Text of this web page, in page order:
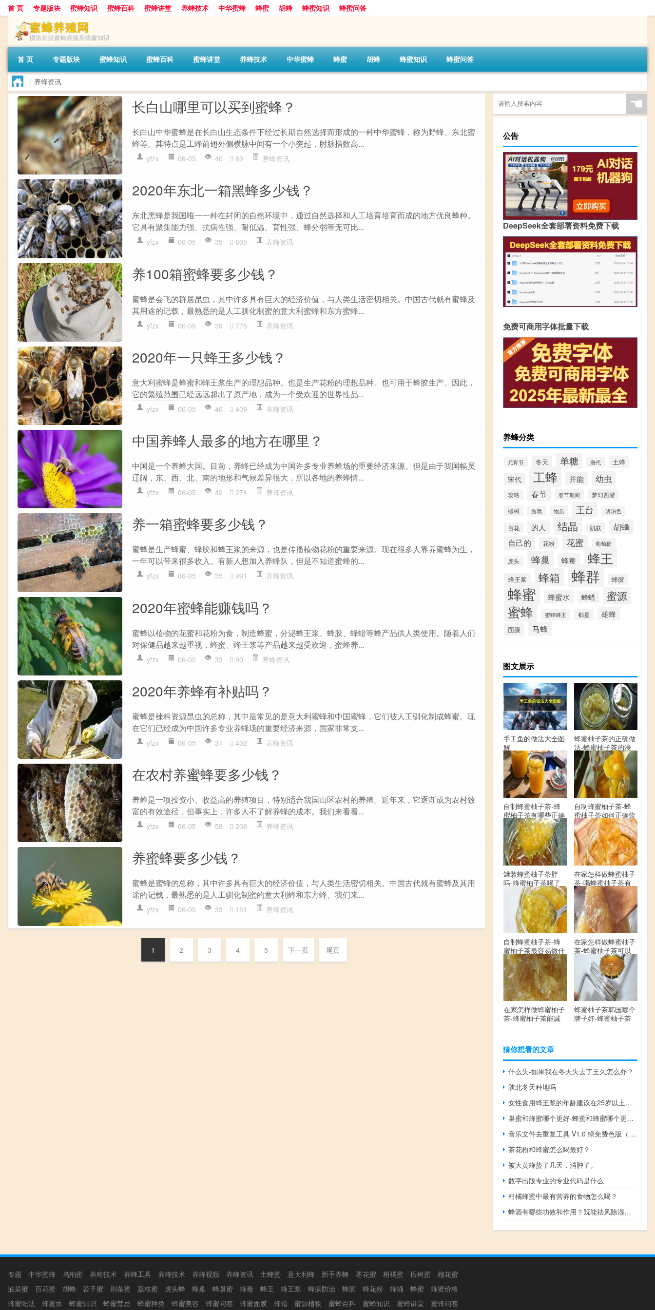
首 页 专题版块 蜜蜂知识 蜜蜂百科 蜜蜂讲堂 养蜂技术 中华蜜蜂 蜂蜜 胡蜂 蜂蜜知识 蜂蜜问答
首 页 专题版块 蜜蜂知识 蜜蜂百科 蜜蜂讲堂 养蜂技术 中华蜜蜂 蜂蜜 胡蜂 蜂蜜知识 蜂蜜问答
> 养蜂资讯
长白山哪里可以买到蜜蜂？
长白山中华蜜蜂是在长白山生态条件下经过长期自然选择而形成的一种中华蜜蜂，称为野蜂、东北蜜
蜂等。其特点是工蜂前翅外侧横脉中间有一个小突起，肘脉指数高...
yfzx 06-05 40 69 养蜂资讯
2020年东北一箱黑蜂多少钱？
东北黑蜂是我国唯一一种在封闭的自然环境中，通过自然选择和人工培育培育而成的地方优良蜂种。
它具有聚集能力强、抗病性强、耐低温、育性强、蜂分弱等无可比...
yfzx 06-05 35 605 养蜂资讯
养100箱蜜蜂要多少钱？
蜜蜂是会飞的群居昆虫，其中许多具有巨大的经济价值，与人类生活密切相关。中国古代就有蜜蜂及
其用途的记载，最熟悉的是人工驯化制蜜的意大利蜜蜂和东方蜜蜂...
yfzx 06-05 39 775 养蜂资讯
2020年一只蜂王多少钱？
意大利蜜蜂是蜂蜜和蜂王浆生产的理想品种。也是生产花粉的理想品种。也可用于蜂胶生产。因此，
它的繁殖范围已经远远超出了原产地，成为一个受欢迎的世界性品...
yfzx 06-05 46 409 养蜂资讯
中国养蜂人最多的地方在哪里？
中国是一个养蜂大国。目前，养蜂已经成为中国许多专业养蜂场的重要经济来源。但是由于我国幅员
辽阔，东、西、北、南的地形和气候差异很大，所以各地的养蜂情...
yfzx 06-05 42 274 养蜂资讯
养一箱蜜蜂要多少钱？
蜜蜂是生产蜂蜜、蜂胶和蜂王浆的来源，也是传播植物花粉的重要来源。现在很多人靠养蜜蜂为生，
一年可以带来很多收入。有新人想加入养蜂队，但是不知道蜜蜂的...
yfzx 06-05 35 991 养蜂资讯
2020年蜜蜂能赚钱吗？
蜜蜂以植物的花蜜和花粉为食，制造蜂蜜，分泌蜂王浆、蜂胶、蜂蜡等蜂产品供人类使用。随着人们
对保健品越来越重视，蜂蜜、蜂王浆等产品越来越受欢迎，蜜蜂养...
yfzx 06-05 33 90 养蜂资讯
2020年养蜂有补贴吗？
蜜蜂是楝科资源昆虫的总称，其中最常见的是意大利蜜蜂和中国蜜蜂，它们被人工驯化制成蜂蜜。现
在它们已经成为中国许多专业养蜂场的重要经济来源，国家非常支...
yfzx 06-05 37 402 养蜂资讯
在农村养蜜蜂要多少钱？
养蜂是一项投资小、收益高的养殖项目，特别适合我国山区农村的养殖。近年来，它逐渐成为农村致
富的有效途径，但事实上，许多人不了解养蜂的成本。我们来看看...
yfzx 06-05 58 208 养蜂资讯
养蜜蜂要多少钱？
蜜蜂是蜜蜂的总称，其中许多具有巨大的经济价值，与人类生活密切相关。中国古代就有蜜蜂及其用
途的记载，最熟悉的是人工驯化制蜜的意大利蜂和东方蜂。我们来...
yfzx 06-05 33 151 养蜂资讯
1 2 3 4 5 下一页 尾页
☚
公告
DeepSeek全套部署资料免费下载
免费可商用字体批量下载
养蜂分类
元宵节 冬天 单糖 唐代 土蜂
宋代 工蜂 并能 幼虫
攻略 春节 春节期间 梦幻西游
椴树 游戏 物质 王台 琥珀色
百花 的人 结晶 肌肤 胡蜂
自己的 花粉 花蜜 葡萄糖
虎头 蜂巢 蜂毒 蜂王
蜂王浆 蜂箱 蜂群 蜂胶
蜂蜜 蜂蜜水 蜂蜡 蜜源
蜜蜂 蜜蜂蜂王 都是 雄蜂
面膜 马蜂
图文展示
手工鱼的做法大全图
解
蜂蜜柚子茶的正确做
法-蜂蜜柚子茶的浸
泡方法有哪些？
自制蜂蜜柚子茶-蜂
蜜柚子茶有哪些正确
的做法？
自制蜂蜜柚子茶-蜂
蜜柚子茶如何正确饮
用？
罐装蜂蜜柚子茶胖
吗-蜂蜜柚子茶喝了
会发胖吗？
在家怎样做蜂蜜柚子
茶-喝蜂蜜柚子茶有
哪些禁忌？
自制蜂蜜柚子茶-蜂
蜜柚子茶最容易做什
么？
在家怎样做蜂蜜柚子
茶-蜂蜜柚子茶可以
解酒吗？
在家怎样做蜂蜜柚子
茶-蜂蜜柚子茶能减
蜂蜜柚子茶韩国哪个
牌子好-蜂蜜柚子茶
猜你想看的文章
什么失-如果我在冬天失去了王久怎么办？
陕北冬天种地吗
女性食用蜂王浆的年龄建议在25岁以上。太早吃蜂王浆对身体不好！
巢蜜和蜂蜜哪个更好-蜂蜜和蜂蜜哪个更贵？
音乐文件去重复工具 V1.0 绿免费色版（音乐文件去重复工具 V1.0 绿免费色版功能简介）
茶花粉和蜂蜜怎么喝最好？
被大黄蜂蛰了几天，消肿了。
数字出版专业的专业代码是什么
柑橘蜂蜜中最有营养的食物怎么喝？
蜂酒有哪些功效和作用？既能祛风除湿，又能补肾壮阳！
专题 中华蜜蜂 乌桕蜜 养殖技术 养蜂工具 养蜂技术 养蜂视频 养蜂资讯 土蜂蜜 意大利蜂 新手养蜂 枣花蜜 柑橘蜜 椴树蜜
槐花蜜
油菜蜜
百花蜜 胡蜂 苕子蜜 荆条蜜 荔枝蜜 虎头蜂 蜂巢 蜂巢蜜 蜂毒 蜂王 蜂王浆 蜂病防治 蜂胶 蜂花粉 蜂蛹 蜂蜜
蜂蜜价格
蜂蜜吃法
蜂蜜水 蜂蜜知识 蜂蜜禁忌 蜂蜜种类 蜂蜜美容 蜂蜜问答 蜂蜜面膜 蜂蜡 蜜源植物 蜜蜂百科 蜜蜂知识 蜜蜂讲堂 蜜蜂问答